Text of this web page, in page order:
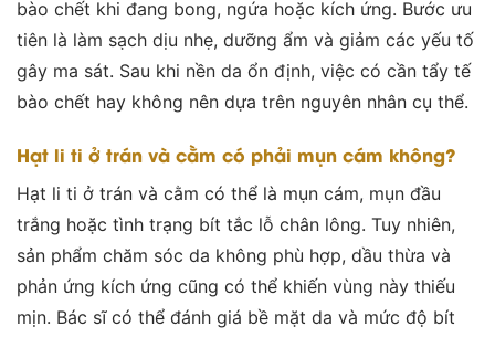
bào chết khi đang bong, ngứa hoặc kích ứng. Bước ưu
tiên là làm sạch dịu nhẹ, dưỡng ẩm và giảm các yếu tố
gây ma sát. Sau khi nền da ổn định, việc có cần tẩy tế
bào chết hay không nên dựa trên nguyên nhân cụ thể.
Hạt li ti ở trán và cằm có phải mụn cám không?
Hạt li ti ở trán và cằm có thể là mụn cám, mụn đầu
trắng hoặc tình trạng bít tắc lỗ chân lông. Tuy nhiên,
sản phẩm chăm sóc da không phù hợp, dầu thừa và
phản ứng kích ứng cũng có thể khiến vùng này thiếu
mịn. Bác sĩ có thể đánh giá bề mặt da và mức độ bít